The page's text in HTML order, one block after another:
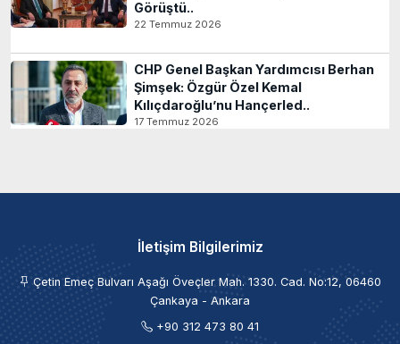
Görüştü..
22 Temmuz 2026
CHP Genel Başkan Yardımcısı Berhan
Şimşek: Özgür Özel Kemal
Kılıçdaroğlu’nu Hançerled..
17 Temmuz 2026
İletişim Bilgilerimiz
Çetin Emeç Bulvarı Aşağı Öveçler Mah. 1330. Cad. No:12, 06460
Çankaya - Ankara
+90 312 473 80 41